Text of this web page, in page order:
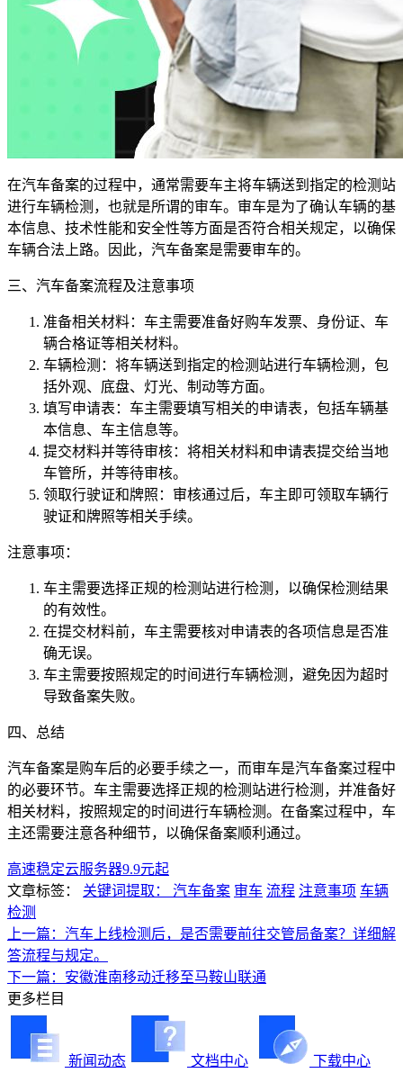
在汽车备案的过程中，通常需要车主将车辆送到指定的检测站
进行车辆检测，也就是所谓的审车。审车是为了确认车辆的基
本信息、技术性能和安全性等方面是否符合相关规定，以确保
车辆合法上路。因此，汽车备案是需要审车的。
三、汽车备案流程及注意事项
准备相关材料：车主需要准备好购车发票、身份证、车
辆合格证等相关材料。
车辆检测：将车辆送到指定的检测站进行车辆检测，包
括外观、底盘、灯光、制动等方面。
填写申请表：车主需要填写相关的申请表，包括车辆基
本信息、车主信息等。
提交材料并等待审核：将相关材料和申请表提交给当地
车管所，并等待审核。
领取行驶证和牌照：审核通过后，车主即可领取车辆行
驶证和牌照等相关手续。
注意事项：
车主需要选择正规的检测站进行检测，以确保检测结果
的有效性。
在提交材料前，车主需要核对申请表的各项信息是否准
确无误。
车主需要按照规定的时间进行车辆检测，避免因为超时
导致备案失败。
四、总结
汽车备案是购车后的必要手续之一，而审车是汽车备案过程中
的必要环节。车主需要选择正规的检测站进行检测，并准备好
相关材料，按照规定的时间进行车辆检测。在备案过程中，车
主还需要注意各种细节，以确保备案顺利通过。
高速稳定云服务器9.9元起
文章标签：
关键词提取： 汽车备案 审车 流程 注意事项 车辆
检测
上一篇：汽车上线检测后，是否需要前往交管局备案？详细解
答流程与规定。
下一篇：安徽淮南移动迁移至马鞍山联通
更多栏目
新闻动态 文档中心
下载中心